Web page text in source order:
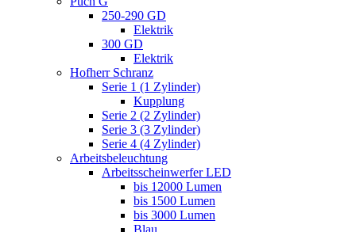
250-290 GD
Elektrik
300 GD
Elektrik
Hofherr Schranz
Serie 1 (1 Zylinder)
Kupplung
Serie 2 (2 Zylinder)
Serie 3 (3 Zylinder)
Serie 4 (4 Zylinder)
Arbeitsbeleuchtung
Arbeitsscheinwerfer LED
bis 12000 Lumen
bis 1500 Lumen
bis 3000 Lumen
Blau